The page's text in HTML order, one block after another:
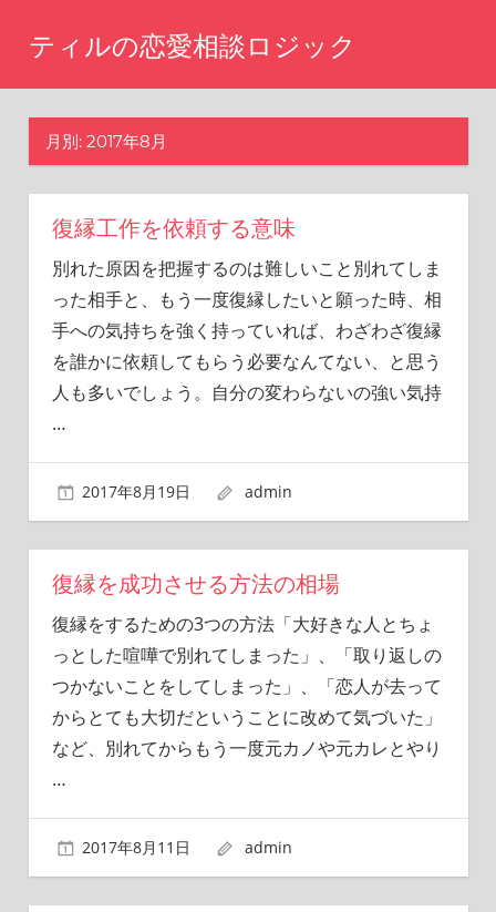
ティルの恋愛相談ロジック
に
か？
月別: 2017年8月
復縁工作を依頼する意味
別れた原因を把握するのは難しいこと別れてしま
った相手と、もう一度復縁したいと願った時、相
手への気持ちを強く持っていれば、わざわざ復縁
を誰かに依頼してもらう必要なんてない、と思う
人も多いでしょう。自分の変わらないの強い気持
…
2017年8月19日 admin
復縁を成功させる方法の相場
復縁をするための3つの方法「大好きな人とちょ
っとした喧嘩で別れてしまった」、「取り返しの
つかないことをしてしまった」、「恋人が去って
からとても大切だということに改めて気づいた」
など、別れてからもう一度元カノや元カレとやり
…
2017年8月11日 admin